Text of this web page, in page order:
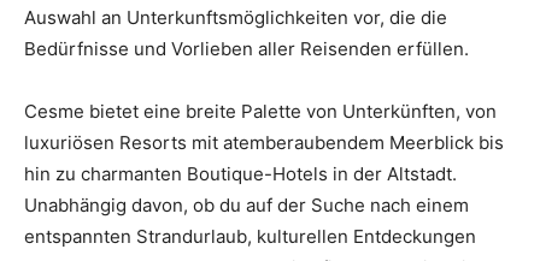
Auswahl an Unterkunftsmöglichkeiten vor, die die
Bedürfnisse und Vorlieben aller Reisenden erfüllen.
Cesme bietet eine breite Palette von Unterkünften, von
luxuriösen Resorts mit atemberaubendem Meerblick bis
hin zu charmanten Boutique-Hotels in der Altstadt.
Unabhängig davon, ob du auf der Suche nach einem
entspannten Strandurlaub, kulturellen Entdeckungen